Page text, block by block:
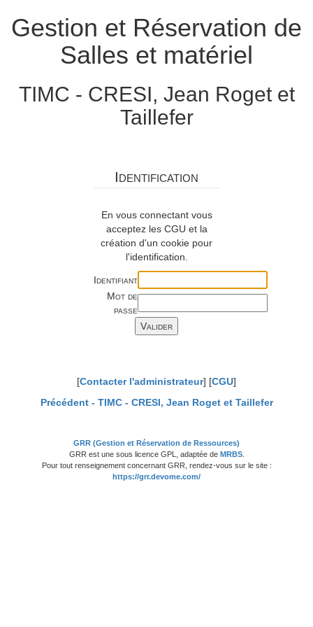
Gestion et Réservation de
Salles et matériel
TIMC - CRESI, Jean Roget et
Taillefer
Identification
En vous connectant vous
acceptez les CGU et la
création d'un cookie pour
l'identification.
Identifiant
Mot de
passe
[Contacter l'administrateur] [CGU]
Précédent - TIMC - CRESI, Jean Roget et Taillefer
GRR (Gestion et Réservation de Ressources)
GRR est une sous licence GPL, adaptée de MRBS.
Pour tout renseignement concernant GRR, rendez-vous sur le site :
https://grr.devome.com/